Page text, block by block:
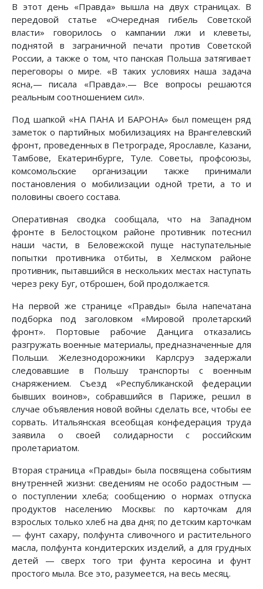
В этот день «Правда» вышла на двух страницах. В
передовой статье «Очередная гибель Советской
власти» говорилось о кампании лжи и клеветы,
поднятой в заграничной печати против Советской
России, а также о том, что панская Польша затягивает
переговоры о мире. «В таких условиях наша задача
ясна,— писала «Правда».— Все вопросы решаются
реальным соотношением сил».
Под шапкой «НА ПАНА И БАРОНА» был помещен ряд
заметок о партийных мобилизациях на Врангелевский
фронт, проведенных в Петрограде, Ярославле, Казани,
Тамбове, Екатеринбурге, Туле. Советы, профсоюзы,
комсомольские организации также принимали
постановления о мобилизации одной трети, а то и
половины своего состава.
Оперативная сводка сообщала, что на Западном
фронте в Белостоцком районе противник потеснил
наши части, в Беловежской пуще наступательные
попытки противника отбиты, в Хелмском районе
противник, пытавшийся в нескольких местах наступать
через реку Буг, отброшен, бой продолжается.
На первой же странице «Правды» была напечатана
подборка под заголовком «Мировой пролетарский
фронт». Портовые рабочие Данцига отказались
разгружать военные материалы, предназначенные для
Польши. Железнодорожники Карлсруэ задержали
следовавшие в Польшу транспорты с военным
снаряжением. Съезд «Республиканской федерации
бывших воинов», собравшийся в Париже, решил в
случае объявления новой войны сделать все, чтобы ее
сорвать. Итальянская всеобщая конфедерация труда
заявила о своей солидарности с российским
пролетариатом.
Вторая страница «Правды» была посвящена событиям
внутренней жизни: сведениям не особо радостным —
о поступлении хлеба; сообщению о нормах отпуска
продуктов населению Москвы: по карточкам для
взрослых только хлеб на два дня; по детским карточкам
— фунт сахару, полфунта сливочного и растительного
масла, полфунта кондитерских изделий, а для грудных
детей — сверх того три фунта керосина и фунт
простого мыла. Все это, разумеется, на весь месяц.